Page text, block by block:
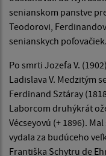
senianskom panstve
Teodorovi,
senianskych poľovačiek.
Po smrti Jozefa V.
Ladislava V. Medzitým
Ferdinand Sztáray
Laborcom druhýkrát
Vécseyovú (+ 1896).
vydala za budúceho
Františka Schytru de